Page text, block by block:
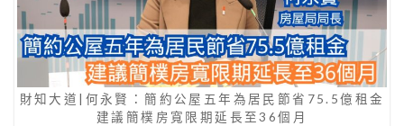
財知大道|何永賢：簡約公屋五年為居民節省75.5億租金
建議簡樸房寬限期延長至36個月